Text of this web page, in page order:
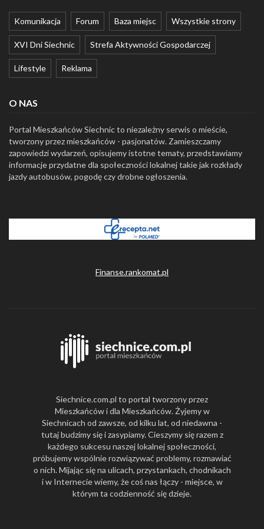
Komunikacja Forum Baza miejsc Wszystkie strony
XVI Dni Siechnic Strefa Aktywności Gospodarczej
Lifestyle Reklama
O NAS
Portal Mieszkańców Siechnic to niezależny serwis o mieście,
tworzony przez mieszkańców - pasjonatów. Zamieszczamy
zapowiedzi wydarzeń, opisujemy istotne tematy, przedstawiamy
informacje przydatne dla społeczności lokalnej takie jak rozkłady
jazdy autobusów, pogodę czy drobne ogłoszenia.
Finanse.rankomat.pl
Siechnice.com.pl to portal tworzony przez
Mieszkańców i dla Mieszkańców. Żyjemy w
Siechnicach od zawsze, od kilku lat, od niedawna -
tutaj budzimy się i zasypiamy. Cieszymy się razem z
każdego sukcesu naszej lokalnej społeczności,
próbujemy wspólnie rozwiązywać problemy, rozmawiać
o nich. Mijając się na ulicach, przystankach, chodnikach
i w Internecie wiemy, że coś nas łączy - miejsce, w
którym ta codzienność się dzieje.